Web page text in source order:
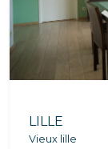
LILLE
Vieux lille